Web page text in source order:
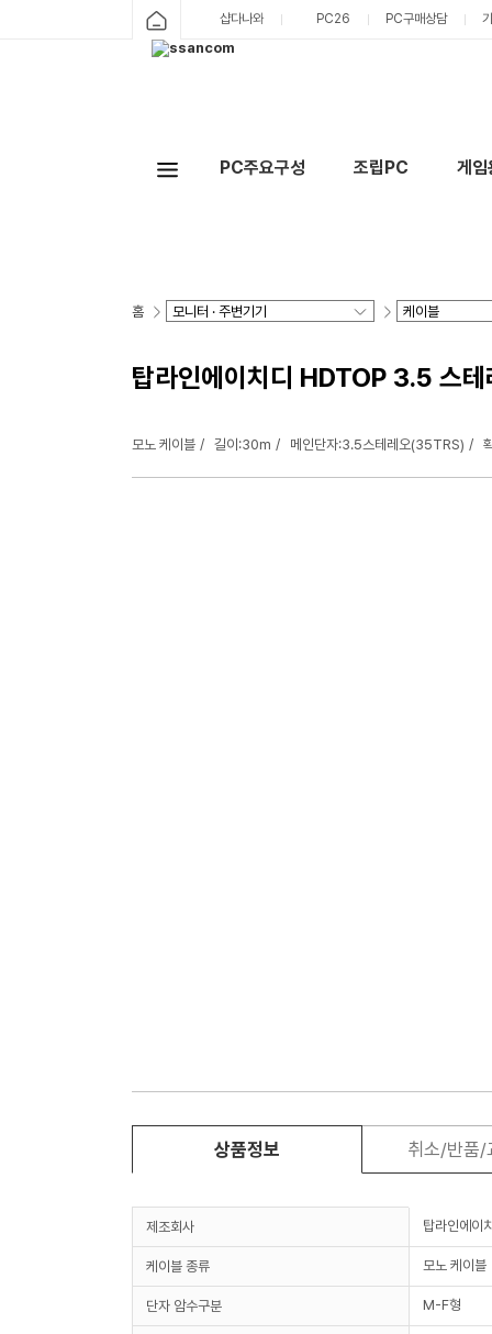
샵다나와 PC26 PC구매상담
PC주요구성 조립PC 게
홈
탑라인에이치디 HDTOP 3.5 스
모노 케이블 길이:30m 메인단자:3.5스테레오(35TRS)
상품정보 취소/반품/
제조회사 탑라인에이
케이블 종류 모노 케이블
단자 암수구분 M-F형